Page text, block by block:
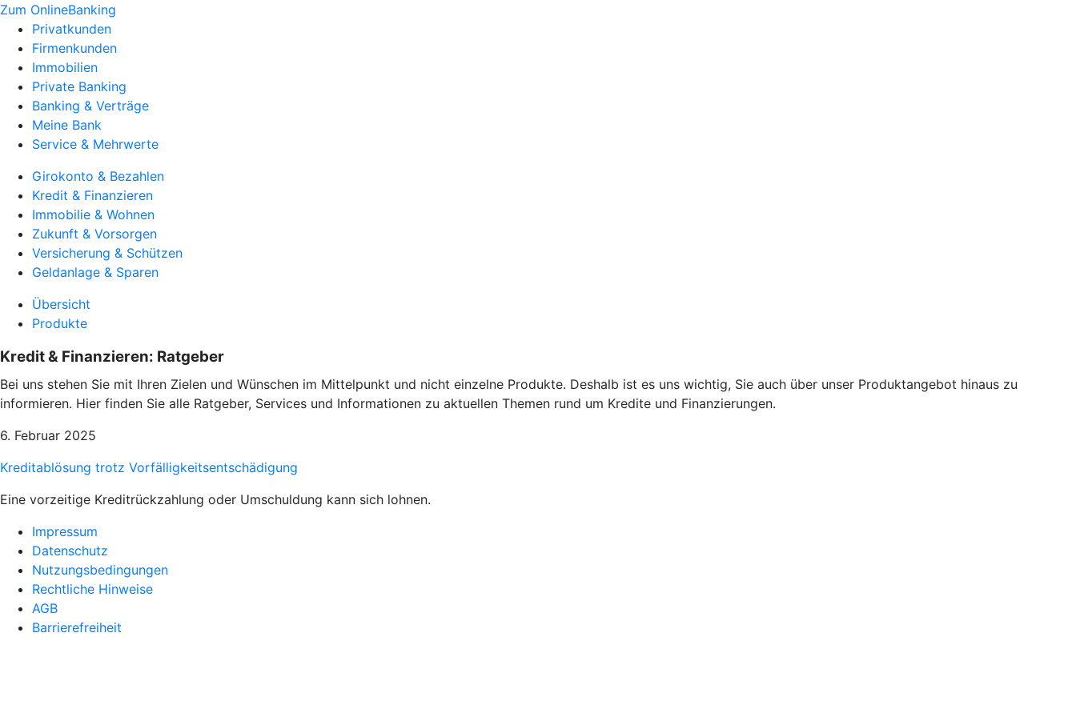
Zum OnlineBanking
Privatkunden
Firmenkunden
Immobilien
Private Banking
Banking & Verträge
Meine Bank
Service & Mehrwerte
Girokonto & Bezahlen
Kredit & Finanzieren
Immobilie & Wohnen
Zukunft & Vorsorgen
Versicherung & Schützen
Geldanlage & Sparen
Übersicht
Produkte
Kredit & Finanzieren: Ratgeber
Bei uns stehen Sie mit Ihren Zielen und Wünschen im Mittelpunkt und nicht einzelne Produkte. Deshalb ist es uns wichtig, Sie auch über unser Produktangebot hinaus zu
informieren. Hier finden Sie alle Ratgeber, Services und Informationen zu aktuellen Themen rund um Kredite und Finanzierungen.
6. Februar 2025
Kreditablösung trotz Vorfälligkeitsentschädigung
Eine vorzeitige Kreditrückzahlung oder Umschuldung kann sich lohnen.
Impressum
Datenschutz
Nutzungsbedingungen
Rechtliche Hinweise
AGB
Barrierefreiheit